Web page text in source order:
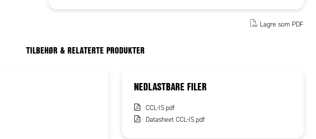
Lagre som PDF
TILBEHØR & RELATERTE PRODUKTER
NEDLASTBARE FILER
CCL-IS.pdf
Datasheet CCL-IS.pdf